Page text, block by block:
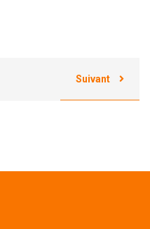
Suivant